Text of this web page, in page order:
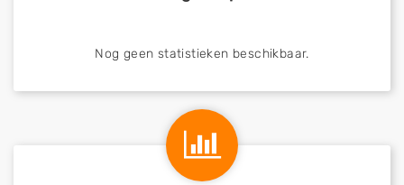
Nog geen statistieken beschikbaar.